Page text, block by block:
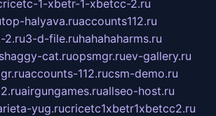
1-xbetr-1-xbetcc-2.ru
top-halyava.ruaccounts112.ru
2.ru3-d-file.ruhahahaharms.ru
shaggy-cat.ruopsmgr.ruev-gallery.ru
accounts-112.rucsm-demo.ru
airgungames.ruallseo-host.ru
yug.rucricetc1xbetr1xbetcc2.ru